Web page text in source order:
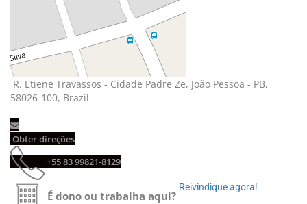
R. Etiene Travassos - Cidade Padre Ze, João Pessoa - PB,
58026-100, Brazil
Obter direções
+55 83 99821-8129
É dono ou trabalha aqui?
Reivindique agora!